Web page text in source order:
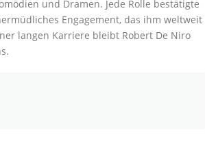
und Dramen. Jede Rolle bestätigte
Engagement, das ihm weltweit
langen Karriere bleibt Robert De Niro